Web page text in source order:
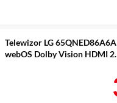
Telewizor LG
webOS Dolby Vision HDMI